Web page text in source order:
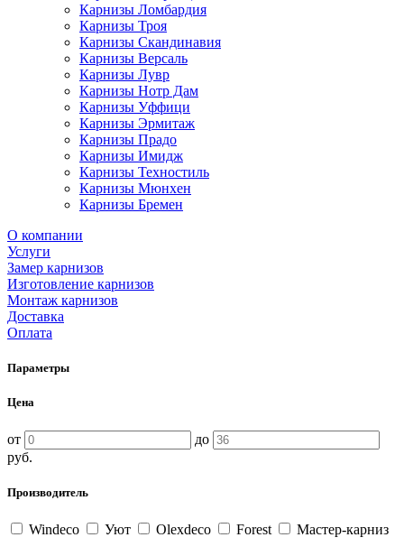
Карнизы Ломбардия
Карнизы Троя
Карнизы Скандинавия
Карнизы Версаль
Карнизы Лувр
Карнизы Нотр Дам
Карнизы Уффици
Карнизы Эрмитаж
Карнизы Прадо
Карнизы Имидж
Карнизы Техностиль
Карнизы Мюнхен
Карнизы Бремен
О компании
Услуги
Замер карнизов
Изготовление карнизов
Монтаж карнизов
Доставка
Оплата
Параметры
Цена
от
до
руб.
Производитель
Windeco Уют Olexdeco Forest Мастер-карниз